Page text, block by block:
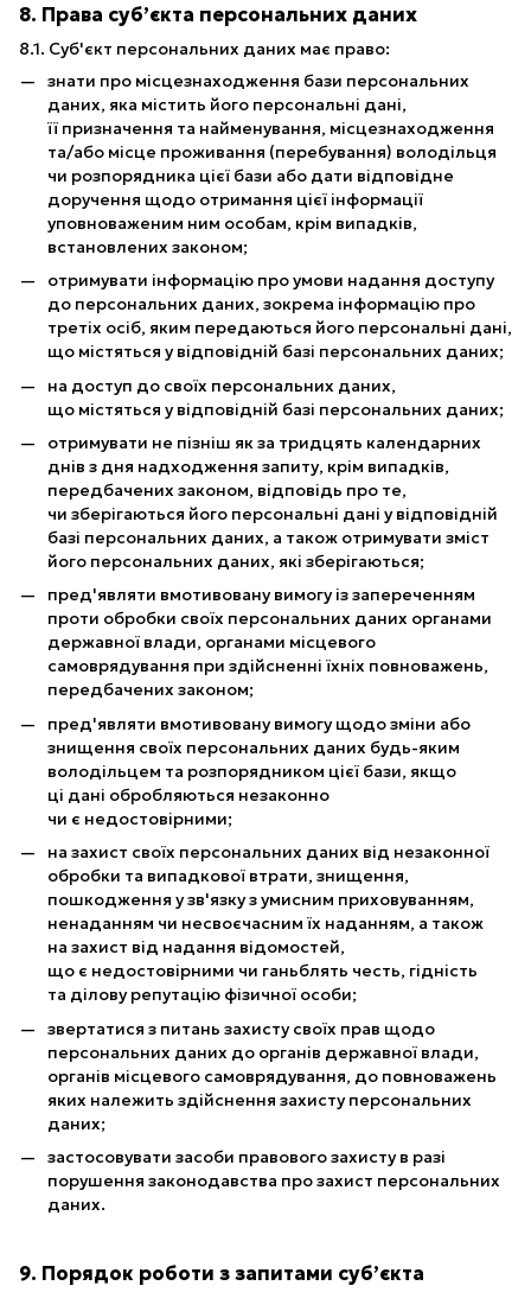
8. Права суб’єкта персональних даних
8.1. Суб'єкт персональних даних має право:
знати про місцезнаходження бази персональних
даних, яка містить його персональні дані,
її призначення та найменування, місцезнаходження
та/або місце проживання (перебування) володільця
чи розпорядника цієї бази або дати відповідне
доручення щодо отримання цієї інформації
уповноваженим ним особам, крім випадків,
встановлених законом;
отримувати інформацію про умови надання доступу
до персональних даних, зокрема інформацію про
третіх осіб, яким передаються його персональні дані,
що містяться у відповідній базі персональних даних;
на доступ до своїх персональних даних,
що містяться у відповідній базі персональних даних;
отримувати не пізніш як за тридцять календарних
днів з дня надходження запиту, крім випадків,
передбачених законом, відповідь про те,
чи зберігаються його персональні дані у відповідній
базі персональних даних, а також отримувати зміст
його персональних даних, які зберігаються;
пред'являти вмотивовану вимогу із запереченням
проти обробки своїх персональних даних органами
державної влади, органами місцевого
самоврядування при здійсненні їхніх повноважень,
передбачених законом;
пред'являти вмотивовану вимогу щодо зміни або
знищення своїх персональних даних будь-яким
володільцем та розпорядником цієї бази, якщо
ці дані обробляються незаконно
чи є недостовірними;
на захист своїх персональних даних від незаконної
обробки та випадкової втрати, знищення,
пошкодження у зв'язку з умисним приховуванням,
ненаданням чи несвоєчасним їх наданням, а також
на захист від надання відомостей,
що є недостовірними чи ганьблять честь, гідність
та ділову репутацію фізичної особи;
звертатися з питань захисту своїх прав щодо
персональних даних до органів державної влади,
органів місцевого самоврядування, до повноважень
яких належить здійснення захисту персональних
даних;
застосовувати засоби правового захисту в разі
порушення законодавства про захист персональних
даних.
9. Порядок роботи з запитами суб’єкта